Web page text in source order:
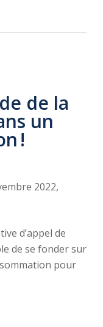
de la
un
!
2022,
d’appel de
de se fonder sur
pour